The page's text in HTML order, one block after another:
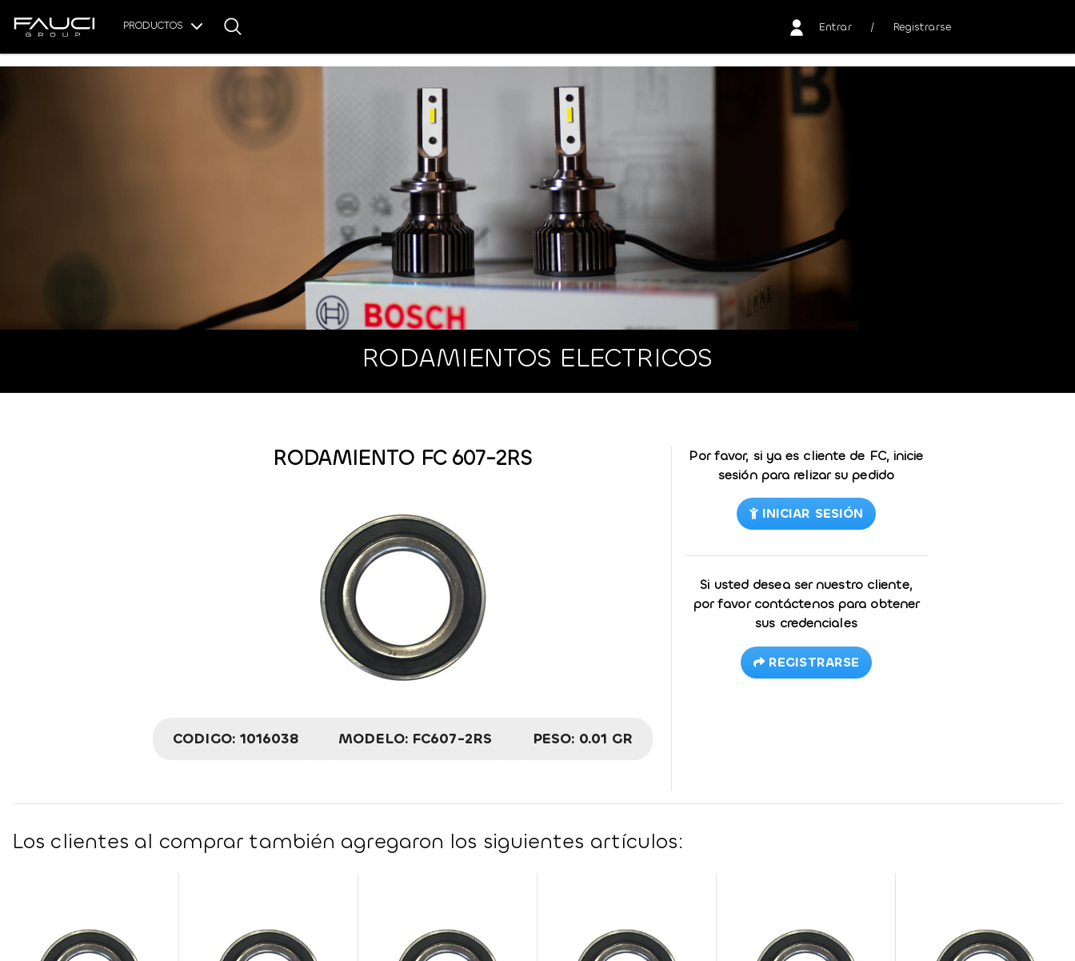
PRODUCTOS Entrar / Registrarse
RODAMIENTOS ELECTRICOS
RODAMIENTO FC 607-2RS
CODIGO: 1016038 MODELO: FC607-2RS PESO: 0.01 GR
Por favor, si ya es cliente de FC, inicie
sesión para relizar su pedido
INICIAR SESIÓN
Si usted desea ser nuestro cliente,
por favor contáctenos para obtener
sus credenciales
REGISTRARSE
Los clientes al comprar también agregaron los siguientes artículos: